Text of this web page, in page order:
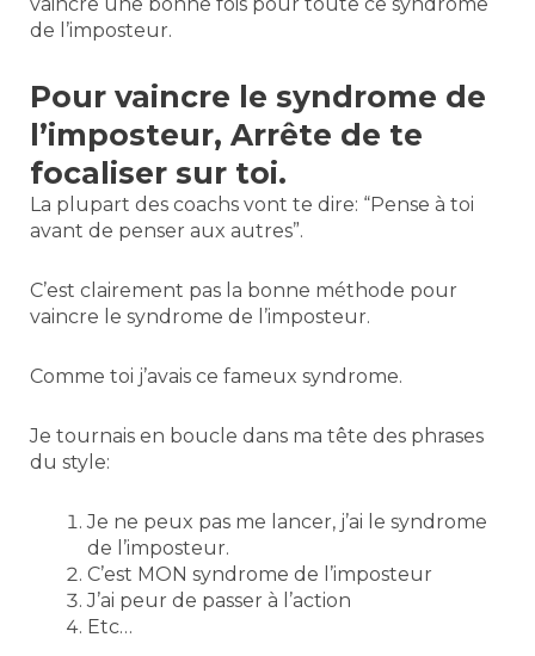
de l’imposteur.
Pour vaincre le syndrome de
l’imposteur, Arrête de te
focaliser sur toi.
La plupart des coachs vont te dire: “Pense à toi
avant de penser aux autres”.
C’est clairement pas la bonne méthode pour
vaincre le syndrome de l’imposteur.
Comme toi j’avais ce fameux syndrome.
Je tournais en boucle dans ma tête des phrases
du style:
Je ne peux pas me lancer, j’ai le syndrome
de l’imposteur.
C’est MON syndrome de l’imposteur
J’ai peur de passer à l’action
Etc…